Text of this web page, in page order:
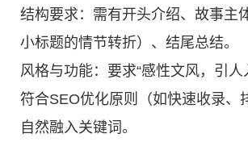
结构要求：需有开头介绍、故事主
小标题的情节转折）、结尾总结。
风格与功能：要求“感性文风，引人
符合SEO优化原则（如快速收录、
自然融入关键词。